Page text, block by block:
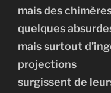
mais des
quelques
mais surtout
projections
surgissent de